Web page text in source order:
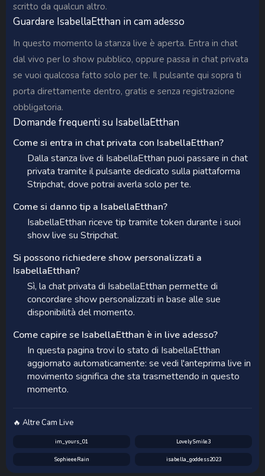
scritto da qualcun altro.
Guardare IsabellaEtthan in cam adesso
In questo momento la stanza live è aperta. Entra in chat
dal vivo per lo show pubblico, oppure passa in chat privata
se vuoi qualcosa fatto solo per te. Il pulsante qui sopra ti
porta direttamente dentro, gratis e senza registrazione
obbligatoria.
Domande frequenti su IsabellaEtthan
Come si entra in chat privata con IsabellaEtthan?
Dalla stanza live di IsabellaEtthan puoi passare in chat
privata tramite il pulsante dedicato sulla piattaforma
Stripchat, dove potrai averla solo per te.
Come si danno tip a IsabellaEtthan?
IsabellaEtthan riceve tip tramite token durante i suoi
show live su Stripchat.
Si possono richiedere show personalizzati a
IsabellaEtthan?
Sì, la chat privata di IsabellaEtthan permette di
concordare show personalizzati in base alle sue
disponibilità del momento.
Come capire se IsabellaEtthan è in live adesso?
In questa pagina trovi lo stato di IsabellaEtthan
aggiornato automaticamente: se vedi l'anteprima live in
movimento significa che sta trasmettendo in questo
momento.
🔥 Altre Cam Live
im_yours_01 LovelySmile3
SophieeeRain isabella_goddess2023